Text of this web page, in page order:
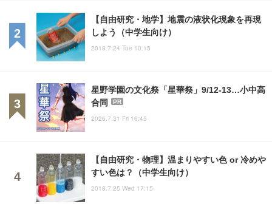
【自由研究・地学】地震の液状化現象を再現
しよう（中学生向け）
2018.7.24 Tue 10:15
星野学園の文化祭「星華祭」9/12-13…小中高
合同
PR
2026.7.31 Fri 16:45
【自由研究・物理】温まりやすい色 or 冷めや
すい色は？（中学生向け）
2018.7.25 Wed 17:15